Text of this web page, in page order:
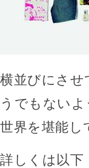
横並びにさせ
うでもない
世界を堪能し
詳しくは以下